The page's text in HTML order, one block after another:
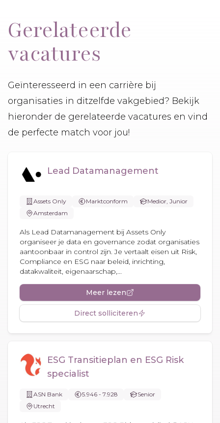
Gerelateerde
vacatures
Geïnteresseerd in een carrière bij
organisaties in ditzelfde vakgebied? Bekijk
hieronder de gerelateerde vacatures en vind
de perfecte match voor jou!
Lead Datamanagement
Assets Only Marktconform
Medior, Junior
Amsterdam
Als Lead Datamanagement bij Assets Only
organiseer je data en governance zodat organisaties
aantoonbaar in control zijn. Je vertaalt eisen uit Risk,
Compliance en ESG naar beleid, inrichting,
datakwaliteit, eigenaarschap,...
Meer lezen
Direct solliciteren
ESG Transitieplan en ESG Risk
specialist
ASN Bank 5.946 - 7.928
Senior
Utrecht